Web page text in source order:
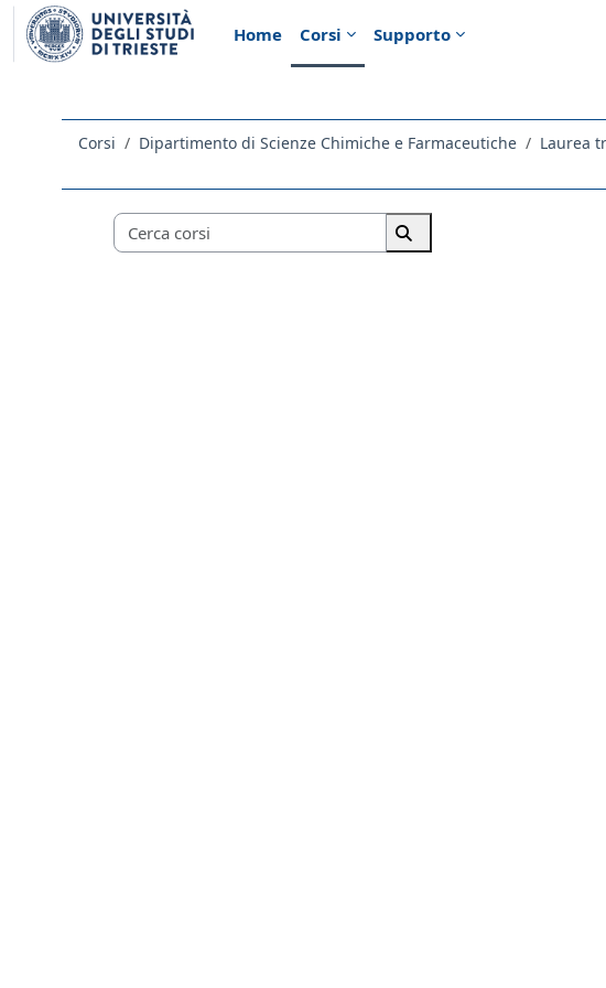
Vai al contenuto principale
Home
Corsi Supporto
Corsi Dipartimento di Scienze Chimiche e Farmaceutiche Laurea
Categorie di corso
Cerca corsi
Cerca corsi